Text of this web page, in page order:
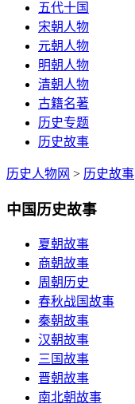
五代十国
宋朝人物
元朝人物
明朝人物
清朝人物
古籍名著
历史专题
历史故事
历史人物网 > 历史故事
中国历史故事
夏朝故事
商朝故事
周朝历史
春秋战国故事
秦朝故事
汉朝故事
三国故事
晋朝故事
南北朝故事